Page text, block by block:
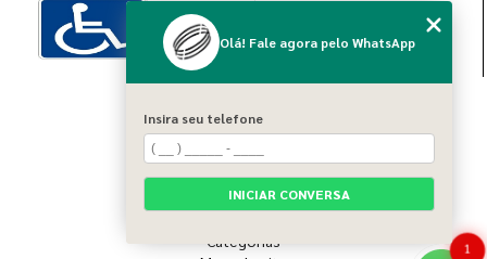
Home
Sobre nós
Blog
Serviços
Categorias
1
Olá! Fale agora pelo WhatsApp
Insira seu telefone
INICIAR CONVERSA